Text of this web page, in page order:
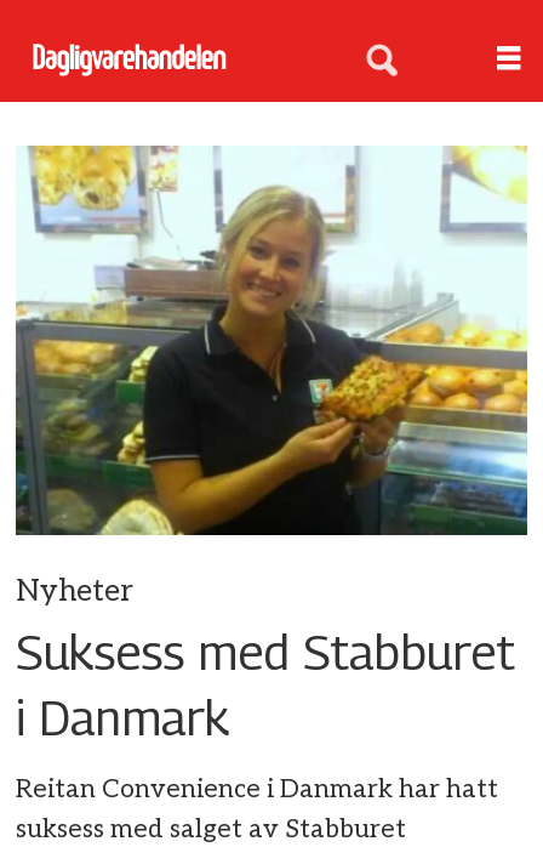
Nyheter
Suksess med Stabburet
i Danmark
Reitan Convenience i Danmark har hatt
suksess med salget av Stabburet